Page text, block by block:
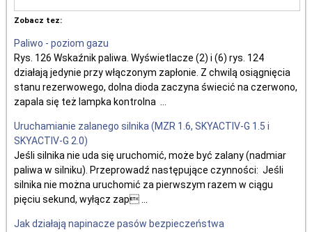
Zobacz tez:
Paliwo - poziom gazu
Rys. 126 Wskaźnik paliwa. Wyświetlacze (2) i (6) rys. 124
działają jedynie przy włączonym zapłonie. Z chwilą osiągnięcia
stanu rezerwowego, dolna dioda zaczyna świecić na czerwono,
zapala się też lampka kontrolna ...
Uruchamianie zalanego silnika (MZR 1.6, SKYACTIV-G 1.5 i
SKYACTIV-G 2.0)
Jeśli silnika nie uda się uruchomić, może być zalany (nadmiar
paliwa w silniku). Przeprowadź następujące czynności: Jeśli
silnika nie można uruchomić za pierwszym razem w ciągu
pięciu sekund, wyłącz zap ...
Jak działają napinacze pasów bezpieczeństwa